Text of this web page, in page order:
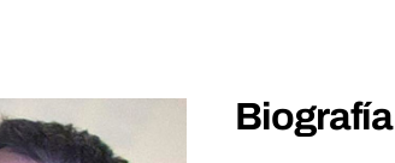
Biografía